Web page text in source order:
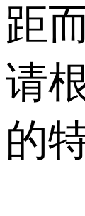
距
请
的